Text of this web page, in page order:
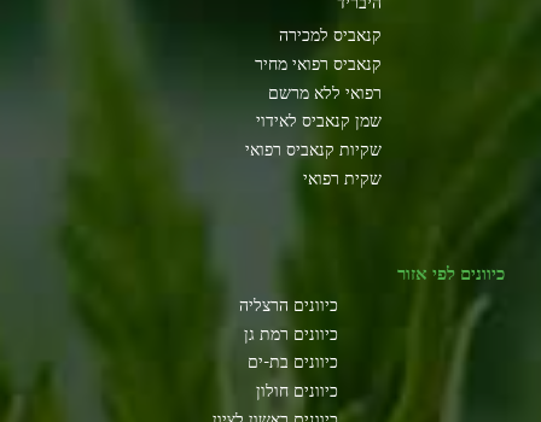
קנאביס למכירה
קנאביס רפואי מחיר
רפואי ללא מרשם
שמן קנאביס לאידוי
שקיות קנאביס רפואי
שקית רפואי
כיוונים לפי אזור
כיוונים הרצליה
כיוונים רמת גן
כיוונים בת-ים
כיוונים חולון